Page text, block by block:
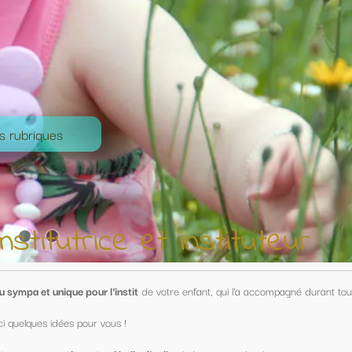
qui l'a accompagné durant toute une année !